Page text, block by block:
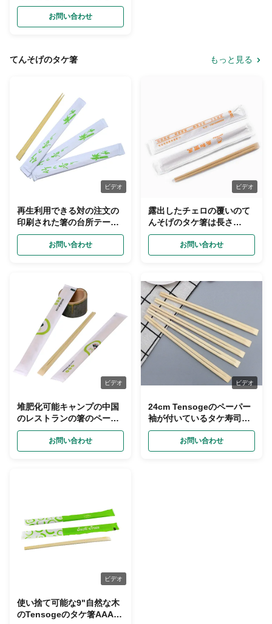
人化した
お問い合わせ
てんそげのタケ箸 もっと見る
ビデオ
再生利用できる対の注文の
印刷された箸の台所テーブ
ルウェア開いたペーパー パ
ッキングお問い合わせ
ビデオ
露出したチェロの覆いのて
んそげのタケ箸は長さ
240mmをカスタマイズした
お問い合わせ
ビデオ
堆肥化可能キャンプの中国
のレストランの箸のペーパ
ー パッキング
お問い合わせ
ビデオ
24cm Tensogeのペーパー
袖が付いているタケ寿司の
箸
お問い合わせ
ビデオ
使い捨て可能な9"自然な木
のTensogeのタケ箸AAAの